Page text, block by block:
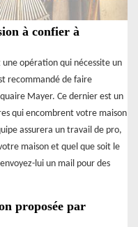
à confier à
une opération qui nécessite un
recommandé de faire
Mayer. Ce dernier est un
qui encombrent votre maison
assurera un travail de pro,
maison et quel que soit le
lui un mail pour des
proposée par